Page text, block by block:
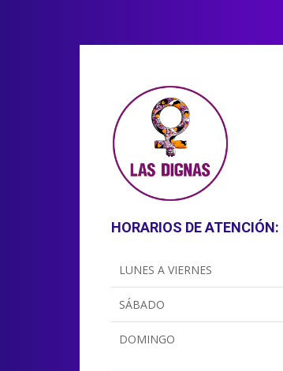
HORARIOS DE ATENCIÓN:
LUNES A VIERNES
SÁBADO
DOMINGO